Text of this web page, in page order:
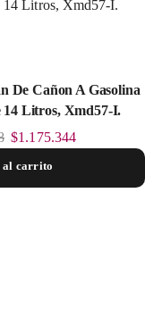
De Cañon A Gasolina
14 Litros, Xmd57-I.
$1.175.344
al carrito